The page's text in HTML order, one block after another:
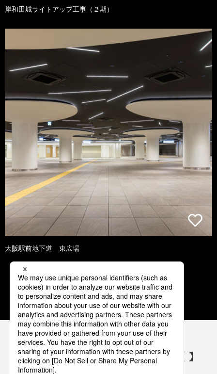
岸和田城ライトアップ工事（２期）
大阪駅前地下道 東広場
1 2 3 4 5
パナソニックの電気設備 SNSアカウント